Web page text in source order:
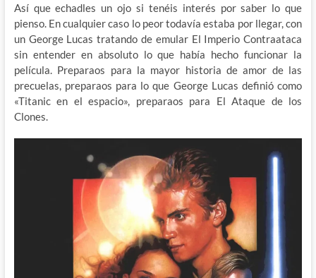
Así que echadles un ojo si tenéis interés por saber lo que
pienso. En cualquier caso lo peor todavía estaba por llegar, con
un George Lucas tratando de emular El Imperio Contraataca
sin entender en absoluto lo que había hecho funcionar la
película. Preparaos para la mayor historia de amor de las
precuelas, preparaos para lo que George Lucas definió como
«Titanic en el espacio», preparaos para El Ataque de los
Clones.